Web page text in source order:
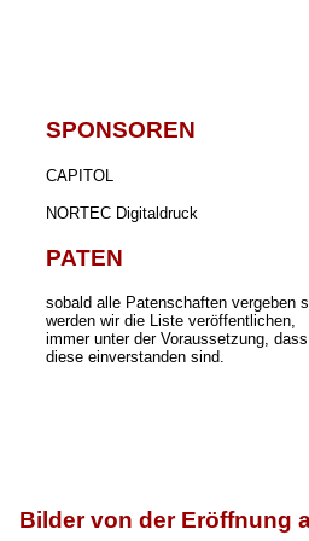
SPONSOREN
CAPITOL
NORTEC Digitaldruck
PATEN
sobald alle Patenschaften vergeben
werden wir die Liste veröffentlichen,
immer unter der Voraussetzung, dass
diese einverstanden sind.
Bilder von der Eröffnung